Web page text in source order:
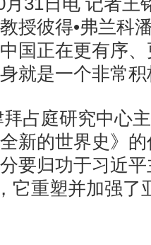
授彼得•弗兰科
国正在更有序
就是一个非常
占庭研究中心
新的世界史》
要归功于习近
它重塑并加强了